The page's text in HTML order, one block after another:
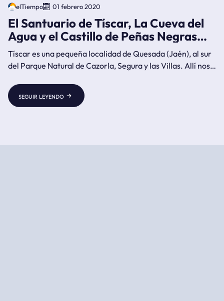
elTiempo 01 febrero 2020
El Santuario de Tíscar, La Cueva del
Agua y el Castillo de Peñas Negras
(Jaén)
Tíscar es una pequeña localidad de Quesada (Jaén), al sur
del Parque Natural de Cazorla, Segura y las Villas. Allí nos
Cueva del Agua (monumento natural) y el Castillo de Peñas
Negras del s IX.
seguir leyendo